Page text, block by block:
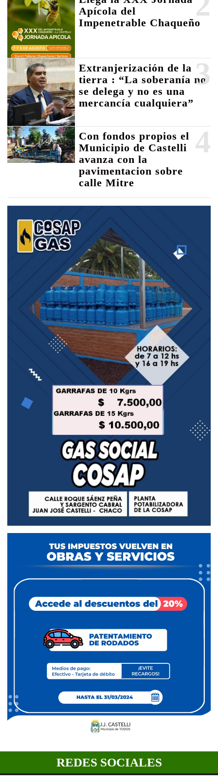
Apícola del
Impenetrable Chaqueño
3
Extranjerización de la
tierra : “La soberanía no
se delega y no es una
mercancía cualquiera”
4
Con fondos propios el
Municipio de Castelli
avanza con la
pavimentacion sobre
calle Mitre
REDES SOCIALES